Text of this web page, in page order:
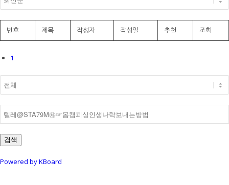
번호 제목 작성자 작성일 추천 조회
1
검색
Powered by KBoard